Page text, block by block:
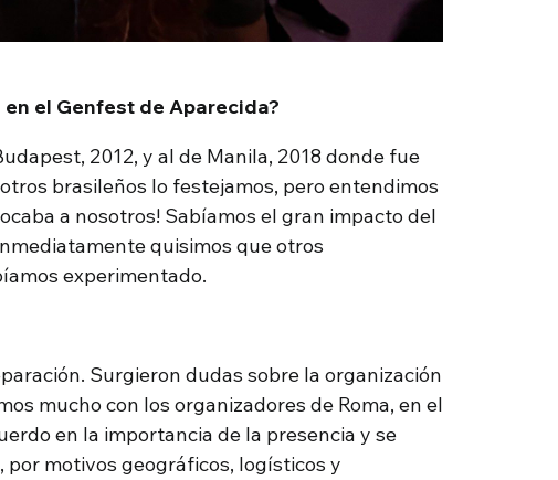
el Genfest de Aparecida?
2012, y al de Manila, 2018 donde fue
brasileños lo festejamos, pero entendimos
a nosotros! Sabíamos el gran impacto del
quisimos que otros
experimentado.
Surgieron dudas sobre la organización
mucho con los organizadores de Roma, en el
en la importancia de la presencia y se
por motivos geográficos, logísticos y